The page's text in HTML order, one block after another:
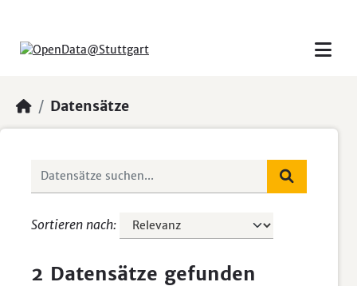
Datensätze
Sortieren nach
2 Datensätze gefunden